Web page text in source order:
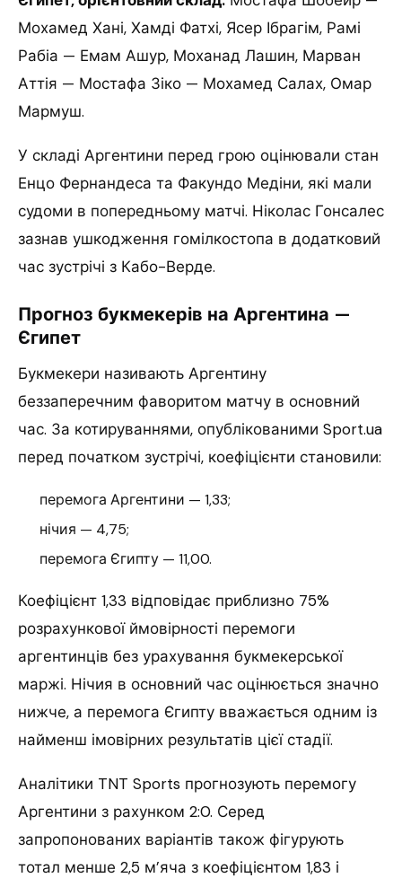
Мохамед Хані, Хамді Фатхі, Ясер Ібрагім, Рамі
Рабіа — Емам Ашур, Моханад Лашин, Марван
Аттія — Мостафа Зіко — Мохамед Салах, Омар
Мармуш.
У складі Аргентини перед грою оцінювали стан
Енцо Фернандеса та Факундо Медіни, які мали
судоми в попередньому матчі. Ніколас Гонсалес
зазнав ушкодження гомілкостопа в додатковий
час зустрічі з Кабо-Верде.
Прогноз букмекерів на Аргентина —
Єгипет
Букмекери називають Аргентину
беззаперечним фаворитом матчу в основний
час. За котируваннями, опублікованими Sport.ua
перед початком зустрічі, коефіцієнти становили:
перемога Аргентини — 1,33;
нічия — 4,75;
перемога Єгипту — 11,00.
Коефіцієнт 1,33 відповідає приблизно 75%
розрахункової ймовірності перемоги
аргентинців без урахування букмекерської
маржі. Нічия в основний час оцінюється значно
нижче, а перемога Єгипту вважається одним із
найменш імовірних результатів цієї стадії.
Аналітики TNT Sports прогнозують перемогу
Аргентини з рахунком 2:0. Серед
запропонованих варіантів також фігурують
тотал менше 2,5 м’яча з коефіцієнтом 1,83 і